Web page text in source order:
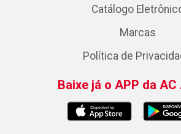
Catálogo
Marcas
Política de
Baixe já o APP da